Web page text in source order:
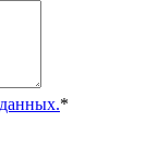
*